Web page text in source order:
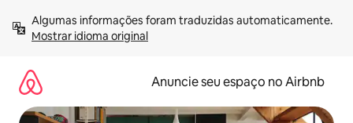
para
Mostrar idioma original
Anuncie seu espaço no Airbnb